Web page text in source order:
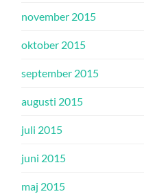
november 2015
oktober 2015
september 2015
augusti 2015
juli 2015
juni 2015
maj 2015